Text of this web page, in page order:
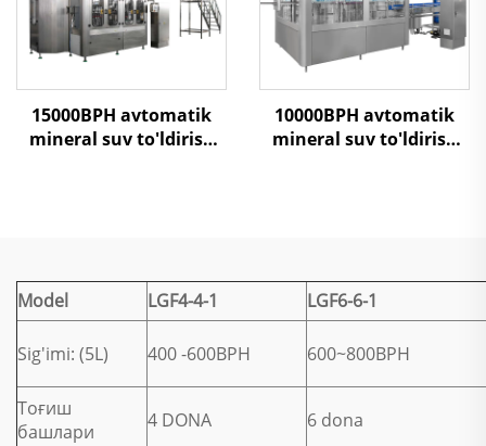
15000BPH avtomatik
mineral suv to'ldirish
10000BPH avtomatik
mineral suv to'ldirish
Model LGF4-4-1 LGF6-6-1
Sig'imi: (5L) 400 -600BPH 600~800BPH
Тоғиш
башлари
4 DONA 6 dona